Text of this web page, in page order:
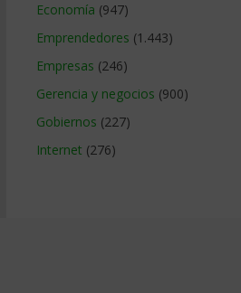
Economía (947)
Emprendedores (1.443)
Empresas (246)
Gerencia y negocios (900)
Gobiernos (227)
Internet (276)